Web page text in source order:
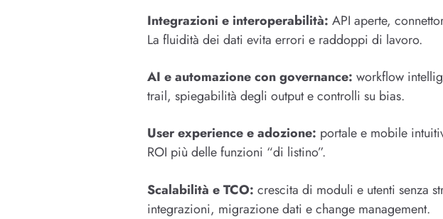
Integrazioni e interoperabilità: API aperte,
La fluidità dei dati evita errori e raddoppi di lavoro.
AI e automazione con governance: workflow
trail, spiegabilità degli output e controlli su bias.
User experience e adozione: portale e mobile
ROI più delle funzioni “di listino”.
Scalabilità e TCO: crescita di moduli e utenti senza
integrazioni, migrazione dati e change management.